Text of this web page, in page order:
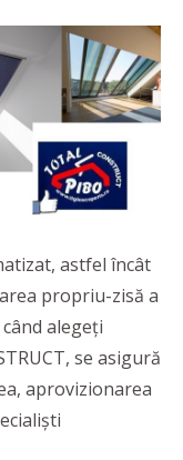
astfel încât
propriu-zisă a
alegeți
se asigură
aprovizionarea